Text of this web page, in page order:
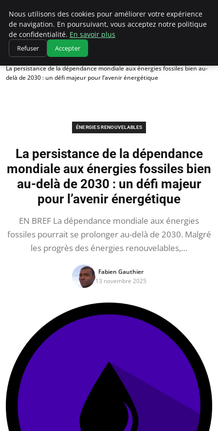
Climatedebtagents
Accueil
Énergies Renouvelables
La persistance de la dépendance mondiale aux énergies fossiles bien au-
delà de 2030 : un défi majeur pour l’avenir énergétique
ÉNERGIES RENOUVELABLES
La persistance de la dépendance
mondiale aux énergies fossiles bien
au-delà de 2030 : un défi majeur
pour l’avenir énergétique
EN BREF La dépendance mondiale aux énergies
fossiles pourrait se prolonger au-delà de 2030. Malgré
les progrès des énergies renouvelables,…
Fabien Gauthier
13 novembre 2025
Nous utilisons des cookies pour améliorer votre expérience
de navigation. En poursuivant, vous acceptez notre politique
de confidentialité. En savoir plus
Refuser Accepter